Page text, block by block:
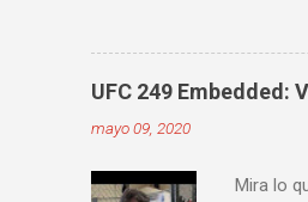
videos
ver
UFC 249 Embedded:
mayo 09, 2020
Mira lo